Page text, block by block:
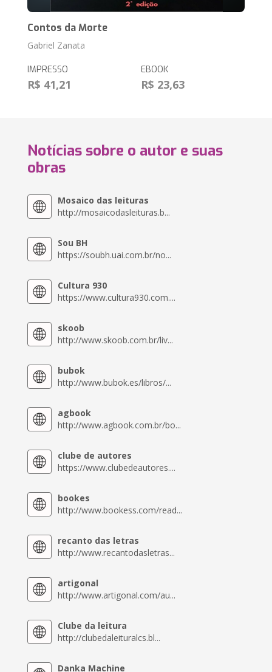
Contos da Morte
Gabriel Zanata
IMPRESSO
R$ 41,21
EBOOK
R$ 23,63
Notícias sobre o autor e suas
obras
Mosaico das leituras
http://mosaicodasleituras.b...
Sou BH
https://soubh.uai.com.br/no...
Cultura 930
https://www.cultura930.com....
skoob
http://www.skoob.com.br/liv...
bubok
http://www.bubok.es/libros/...
agbook
http://www.agbook.com.br/bo...
clube de autores
https://www.clubedeautores....
bookes
http://www.bookess.com/read...
recanto das letras
http://www.recantodasletras...
artigonal
http://www.artigonal.com/au...
Clube da leitura
http://clubedaleituralcs.bl...
Danka Machine